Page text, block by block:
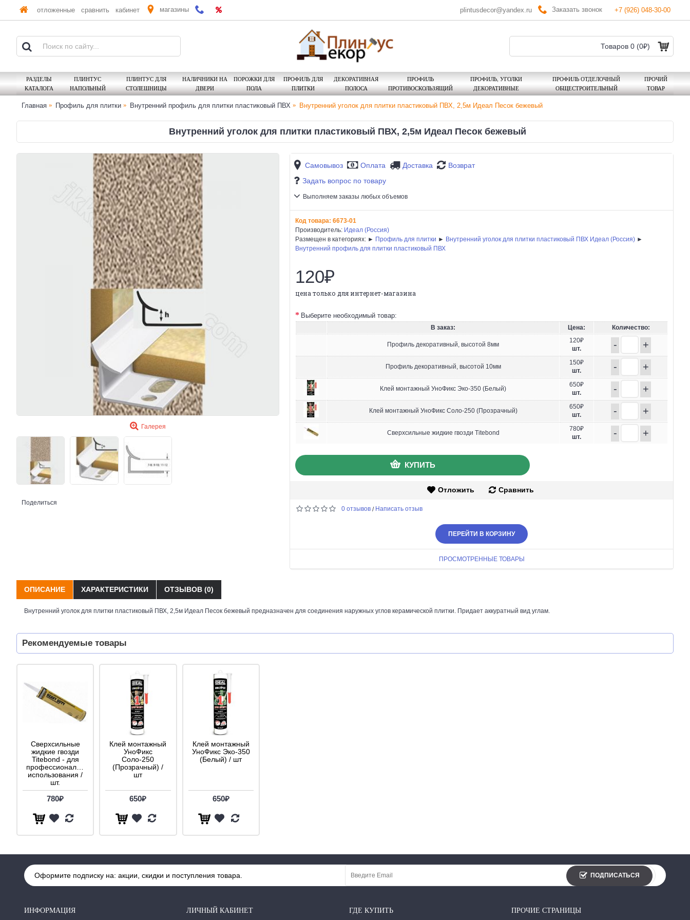
отложенные сравнить кабинет магазины plintusdecor@yandex.ru Заказать звонок +7 (926) 048-30-00
Товаров 0 (0₽)
РАЗДЕЛЫ
КАТАЛОГА
ПЛИНТУС
НАПОЛЬНЫЙ
ПЛИНТУС ДЛЯ
СТОЛЕШНИЦЫ
НАЛИЧНИКИ НА
ДВЕРИ
ПОРОЖКИ ДЛЯ
ПОЛА
ПРОФИЛЬ ДЛЯ
ПЛИТКИ
ДЕКОРАТИВНАЯ
ПОЛОСА
ПРОФИЛЬ
ПРОТИВОСКОЛЬЗЯЩИЙ
ПРОФИЛЬ, УГОЛКИ
ДЕКОРАТИВНЫЕ
ПРОФИЛЬ ОТДЕЛОЧНЫЙ
ОБЩЕСТРОИТЕЛЬНЫЙ
ПРОЧИЙ
ТОВАР
Главная Профиль для плитки Внутренний профиль для плитки пластиковый ПВХ Внутренний уголок для плитки пластиковый ПВХ, 2,5м Идеал Песок бежевый
Внутренний уголок для плитки пластиковый ПВХ, 2,5м Идеал Песок бежевый
Галерея
Поделиться
Самовывоз Оплата Доставка
Возврат
Задать вопрос по товару
Выполняем заказы любых объемов
Код товара: 6673-01
Производитель: Идеал (Россия)
Размещен в категориях: ► Профиль для плитки ► Внутренний уголок для плитки пластиковый ПВХ Идеал (Россия) ►
Внутренний профиль для плитки пластиковый ПВХ
120₽
цена только для интернет-магазина
Выберите необходимый товар:
В заказ: Цена: Количество:
Профиль декоративный, высотой 8мм
120₽
шт.
- +
Профиль декоративный, высотой 10мм
150₽
шт.
- +
Клей монтажный УноФикс Эко-350 (Белый)
650₽
шт.
- +
Клей монтажный УноФикс Соло-250 (Прозрачный)
650₽
шт.
- +
Сверхсильные жидкие гвозди Titebond
780₽
шт.
- +
КУПИТЬ
Отложить Сравнить
0 отзывов / Написать отзыв
ПЕРЕЙТИ В КОРЗИНУ
ПРОСМОТРЕННЫЕ ТОВАРЫ
ОПИСАНИЕ ХАРАКТЕРИСТИКИ ОТЗЫВОВ (0)
Внутренний уголок для плитки пластиковый ПВХ, 2,5м Идеал Песок бежевый предназначен для соединения наружных углов керамической плитки. Придает аккуратный вид углам.
Рекомендуемые товары
Сверхсильные
жидкие гвозди
Titebond - для
профессионального
использования /
шт.
780₽
Клей монтажный
УноФикс
Соло-250
(Прозрачный) /
шт
650₽
Клей монтажный
УноФикс Эко-350
(Белый) / шт
650₽
Оформите подписку на: акции, скидки и поступления товара. ПОДПИСАТЬСЯ
ИНФОРМАЦИЯ ЛИЧНЫЙ КАБИНЕТ ГДЕ КУПИТЬ ПРОЧИЕ СТРАНИЦЫ